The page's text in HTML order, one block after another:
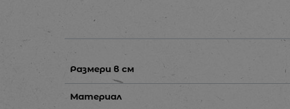
Размери в см
Материал